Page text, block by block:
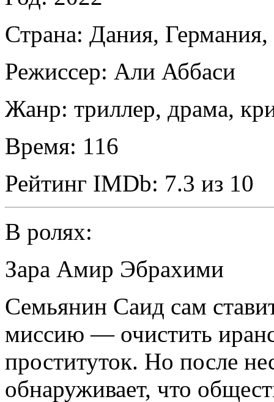
Страна: Дания,
Режиссер: Али Аббаси
Жанр: триллер, драма,
Время: 116
Рейтинг IMDb: 7.3 из 10
В ролях:
Зара Амир Эбрахими
Семьянин Саид сам
миссию — очистить
проституток. Но после
обнаруживает, что